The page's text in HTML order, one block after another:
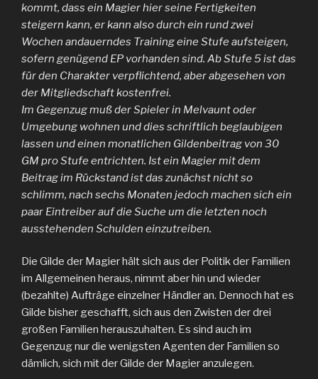
kommt, dass ein Magier hier seine Fertigkeiten
steigern kann, er kann also durch ein rund zwei
Wochen andauerndes Training eine Stufe aufsteigen,
sofern genügend EP vorhanden sind. Ab Stufe 5 ist das
für den Charakter verpflichtend, aber abgesehen von
der Mitgliedschaft kostenfrei.
Im Gegenzug muß der Spieler in Melvaunt oder
Umgebung wohnen und dies schriftlich beglaubigen
lassen und einen monatlichen Gildenbeitrag von 30
GM pro Stufe entrichten. Ist ein Magier mit dem
Beitrag im Rückstand ist das zunächst nicht so
schlimm, nach sechs Monaten jedoch machen sich ein
paar Eintreiber auf die Suche um die letzten noch
ausstehenden Schulden einzutreiben.
Die Gilde der Magier hält sich aus der Politik der Familien
im Allgemeinen heraus, nimmt aber hin und wieder
(bezahlte) Aufträge einzelner Händler an. Dennoch hat es
Gilde bisher geschafft, sich aus den Zwisten der drei
großen Familien herauszuhalten. Es sind auch im
Gegenzug nur die wenigsten Agenten der Familien so
dämlich, sich mit der Gilde der Magier anzulegen.